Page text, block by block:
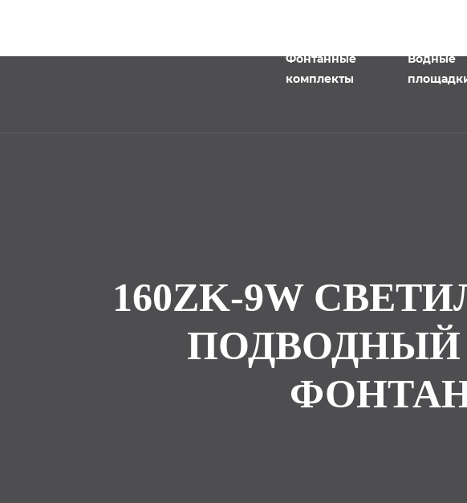
Фонтанные
комплекты
Водные
160ZK-9W
ПОДВОДНЫЙ